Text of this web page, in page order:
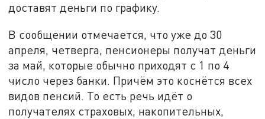
доставят деньги по графику.
В сообщении отмечается, что уже до 30
апреля, четверга, пенсионеры получат деньги
за май, которые обычно приходят с 1 по 4
число через банки. Причём это коснётся всех
видов пенсий. То есть речь идёт о
получателях страховых, накопительных,